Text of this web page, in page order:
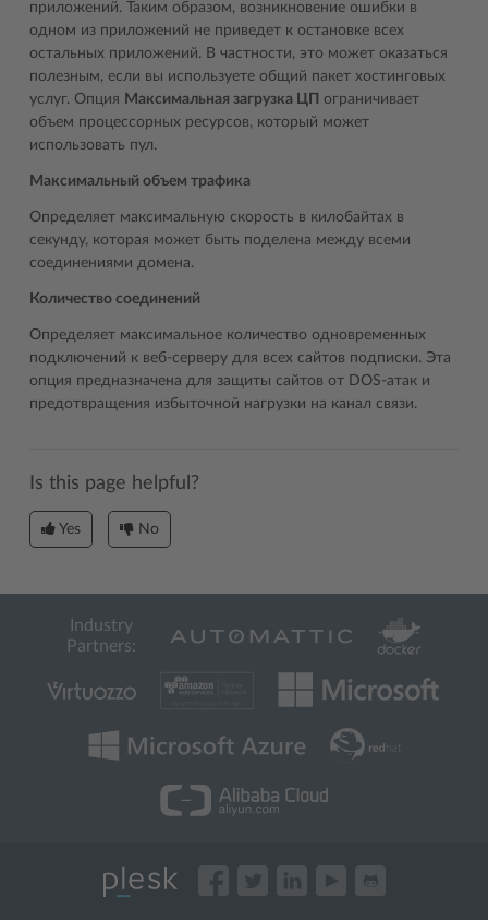
приложений. Таким образом, возникновение ошибки в
одном из приложений не приведет к остановке всех
остальных приложений. В частности, это может оказаться
полезным, если вы используете общий пакет хостинговых
услуг. Опция Максимальная загрузка ЦП
ограничивает
объем процессорных ресурсов, который может
использовать пул.
Максимальный объем трафика
Определяет максимальную скорость в килобайтах в
секунду, которая может быть поделена между всеми
соединениями домена.
Количество соединений
Определяет максимальное количество одновременных
подключений к веб-серверу для всех сайтов подписки. Эта
опция предназначена для защиты сайтов от DOS-атак и
предотвращения избыточной нагрузки на канал связи.
Is this page helpful?
Yes No
Industry
Partners: